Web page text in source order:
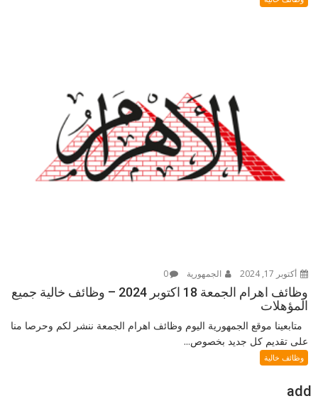
أكتوبر 17, 2024 الجمهورية 0
وظائف اهرام الجمعة 18 اكتوبر 2024 – وظائف خالية جميع
المؤهلات
متابعينا موقع الجمهورية اليوم وظائف اهرام الجمعة ننشر لكم وحرصا منا
على تقديم كل جديد بخصوص...
وظائف خالية
add